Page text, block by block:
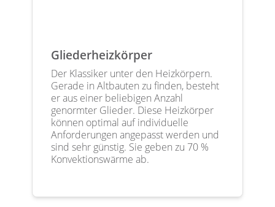
Gliederheizkörper
Der Klassiker unter den Heizkörpern.
Gerade in Altbauten zu finden, besteht
er aus einer beliebigen Anzahl
genormter Glieder. Diese Heizkörper
können optimal auf individuelle
Anforderungen angepasst werden und
sind sehr günstig. Sie geben zu 70 %
Konvektionswärme ab.